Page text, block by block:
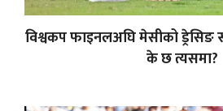
विश्वकप फाइनलअघि मेसीको
के छ त्यसमा?